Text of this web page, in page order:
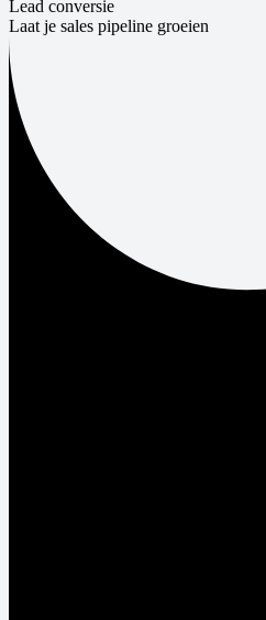
Lead conversie
Laat je sales pipeline groeien